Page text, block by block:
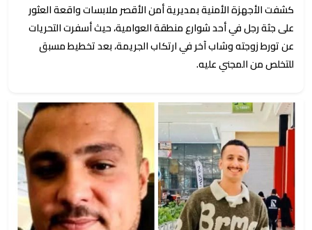
كشفت الأجهزة الأمنية بمديرية أمن الأقصر ملابسات واقعة العثور
على جثة رجل في أحد شوارع منطقة العوامية، حيث أسفرت التحريات
عن تورط زوجته وشاب آخر في ارتكاب الجريمة، بعد تخطيط مسبق
للتخلص من المجني عليه.